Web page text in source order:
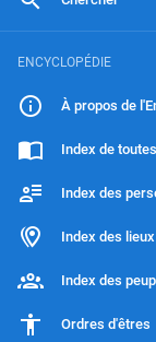
ENCYCLOPÉDIE
À propos de
Index de
Index des
Index des lieux
Index des
Ordres d'êtres